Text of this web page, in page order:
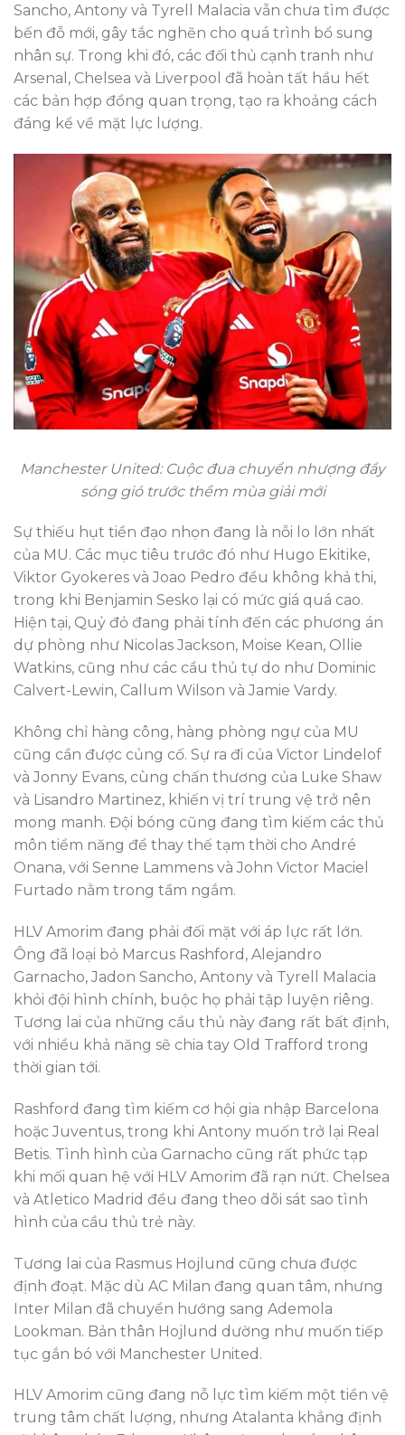
Sancho, Antony và Tyrell Malacia vẫn chưa tìm được
bến đỗ mới, gây tắc nghẽn cho quá trình bổ sung
nhân sự. Trong khi đó, các đối thủ cạnh tranh như
Arsenal, Chelsea và Liverpool đã hoàn tất hầu hết
các bản hợp đồng quan trọng, tạo ra khoảng cách
đáng kể về mặt lực lượng.
Manchester United: Cuộc đua chuyển nhượng đầy
sóng gió trước thềm mùa giải mới
Sự thiếu hụt tiền đạo nhọn đang là nỗi lo lớn nhất
của MU. Các mục tiêu trước đó như Hugo Ekitike,
Viktor Gyokeres và Joao Pedro đều không khả thi,
trong khi Benjamin Sesko lại có mức giá quá cao.
Hiện tại, Quỷ đỏ đang phải tính đến các phương án
dự phòng như Nicolas Jackson, Moise Kean, Ollie
Watkins, cũng như các cầu thủ tự do như Dominic
Calvert-Lewin, Callum Wilson và Jamie Vardy.
Không chỉ hàng công, hàng phòng ngự của MU
cũng cần được củng cố. Sự ra đi của Victor Lindelof
và Jonny Evans, cùng chấn thương của Luke Shaw
và Lisandro Martinez, khiến vị trí trung vệ trở nên
mong manh. Đội bóng cũng đang tìm kiếm các thủ
môn tiềm năng để thay thế tạm thời cho André
Onana, với Senne Lammens và John Victor Maciel
Furtado nằm trong tầm ngắm.
HLV Amorim đang phải đối mặt với áp lực rất lớn.
Ông đã loại bỏ Marcus Rashford, Alejandro
Garnacho, Jadon Sancho, Antony và Tyrell Malacia
khỏi đội hình chính, buộc họ phải tập luyện riêng.
Tương lai của những cầu thủ này đang rất bất định,
với nhiều khả năng sẽ chia tay Old Trafford trong
thời gian tới.
Rashford đang tìm kiếm cơ hội gia nhập Barcelona
hoặc Juventus, trong khi Antony muốn trở lại Real
Betis. Tình hình của Garnacho cũng rất phức tạp
khi mối quan hệ với HLV Amorim đã rạn nứt. Chelsea
và Atletico Madrid đều đang theo dõi sát sao tình
hình của cầu thủ trẻ này.
Tương lai của Rasmus Hojlund cũng chưa được
định đoạt. Mặc dù AC Milan đang quan tâm, nhưng
Inter Milan đã chuyển hướng sang Ademola
Lookman. Bản thân Hojlund dường như muốn tiếp
tục gắn bó với Manchester United.
HLV Amorim cũng đang nỗ lực tìm kiếm một tiền vệ
trung tâm chất lượng, nhưng Atalanta khẳng định